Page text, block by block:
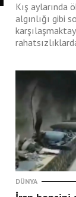
Kış aylarında
algınlığı gibi
DÜNYA